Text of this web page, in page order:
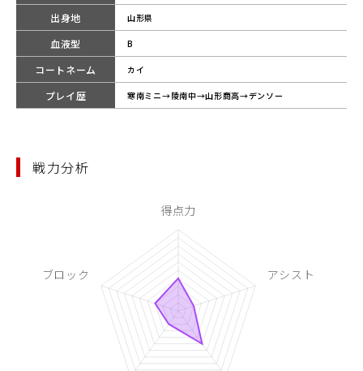
出身地 山形県
血液型 B
コートネーム カイ
プレイ歴 寒南ミニ→陵南中→山形商高→デンソー
戦力分析